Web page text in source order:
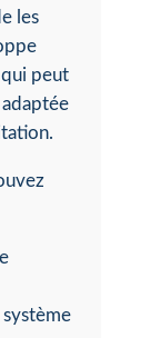
les
peut
système